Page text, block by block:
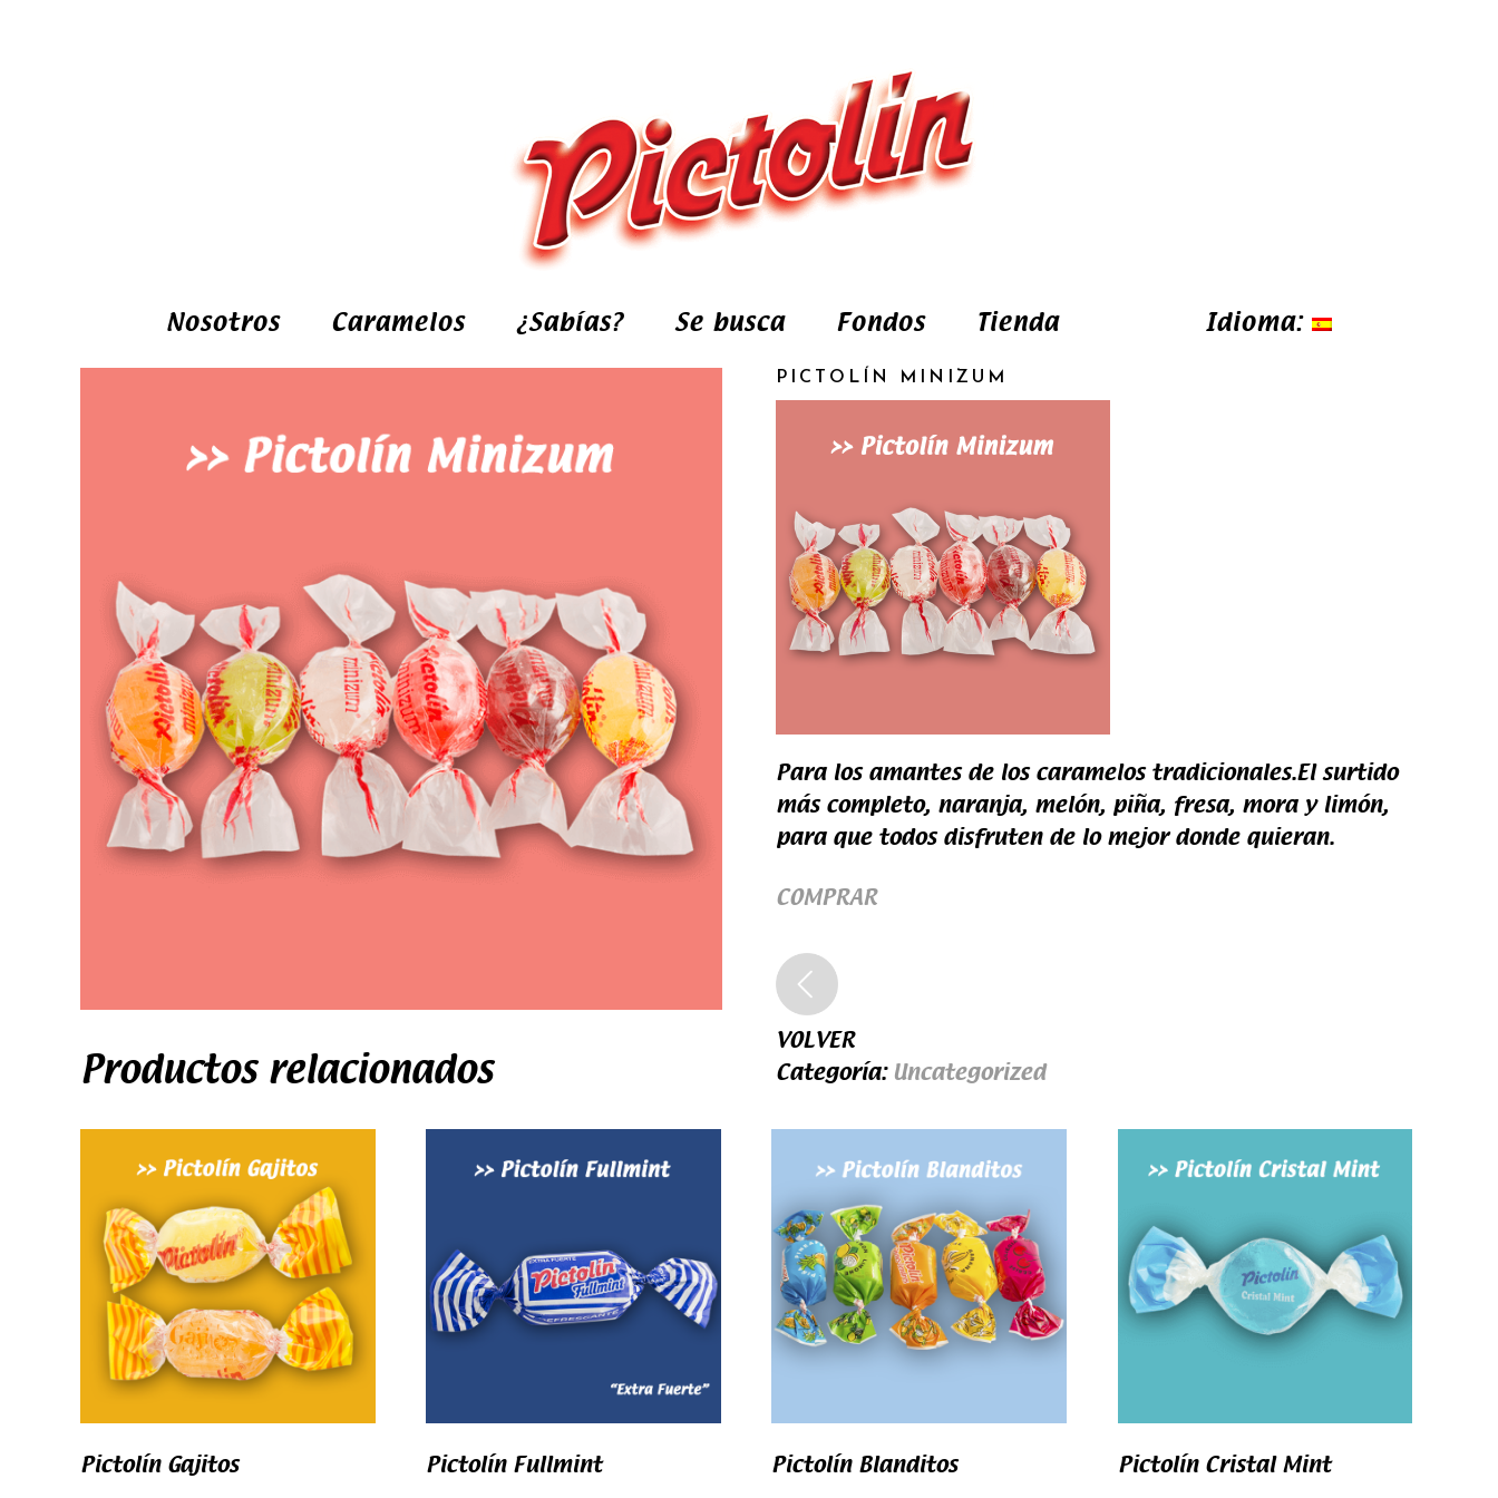
Nosotros Caramelos ¿Sabías? Se busca Fondos Tienda Idioma:
PICTOLÍN MINIZUM
Para los amantes de los caramelos tradicionales.El surtido
más completo, naranja, melón, piña, fresa, mora y limón,
para que todos disfruten de lo mejor donde quieran.
COMPRAR
VOLVER
Categoría: Uncategorized
Productos relacionados
Pictolín Gajitos Pictolín Fullmint Pictolín Blanditos Pictolín Cristal Mint